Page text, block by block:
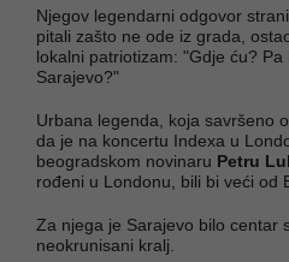
Njegov legendarni odgovor
pitali zašto ne ode iz grada,
lokalni patriotizam: "Gdje ću?
Sarajevo?"
Urbana legenda, koja savršeno
da je na koncertu Indexa u
beogradskom novinaru Petru
rođeni u Londonu, bili bi veći od
Za njega je Sarajevo bilo centar
neokrunisani kralj.